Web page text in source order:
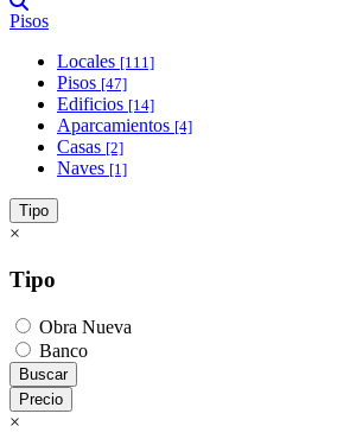
Pisos
Locales [111]
Pisos [47]
Edificios [14]
Aparcamientos [4]
Casas [2]
Naves [1]
Tipo
×
Tipo
Obra Nueva
Banco
Buscar
Precio
×